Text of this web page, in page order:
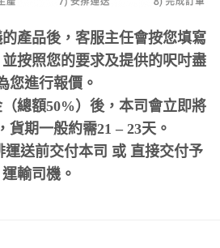
產品後，客服主任會按您填寫
按照您的要求及提供的呎吋盡
您進行報價。
總額50%）後，本司會立即將
貨期一般約需21 – 23天。
送前交付本司 或 直接交付予
運輸司機。